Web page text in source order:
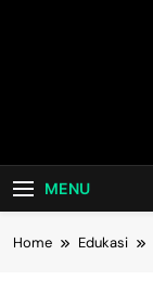
MENU
Home Edukasi